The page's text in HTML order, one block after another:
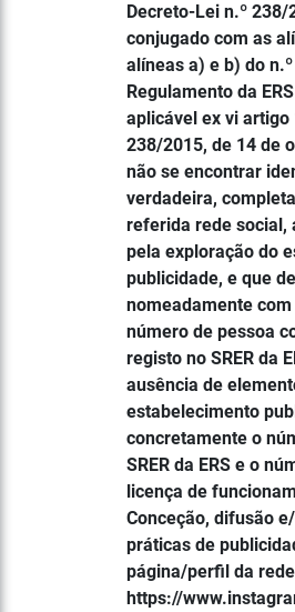
Decreto-Lei n.º 238/
conjugado com as
alíneas a) e b) do
Regulamento da
aplicável ex vi artigo
238/2015, de 14 de
não se encontrar
verdadeira,
referida rede social,
pela exploração do
publicidade, e que
nomeadamente
número de pessoa
registo no SRER da
ausência de
estabelecimento
concretamente o
SRER da ERS e o
licença de
Conceção, difusão
práticas de
página/perfil da
https://